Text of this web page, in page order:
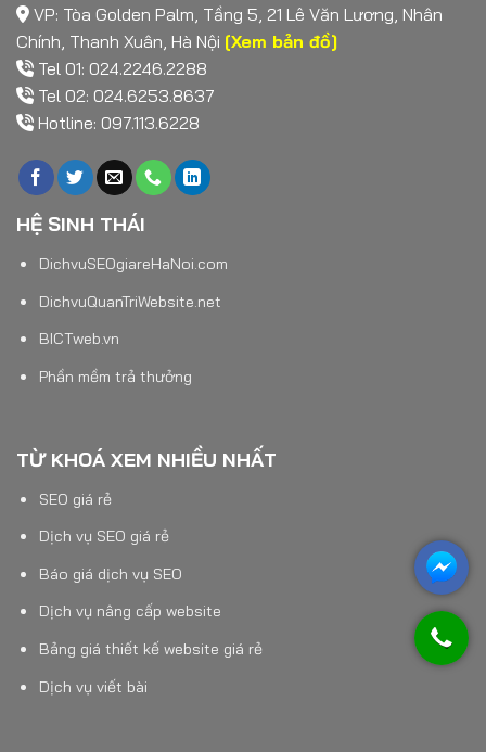
VP: Tòa Golden Palm, Tầng 5, 21 Lê Văn Lương, Nhân
Chính, Thanh Xuân, Hà Nội [Xem bản đồ]
Tel 01: 024.2246.2288
Tel 02: 024.6253.8637
Hotline: 097.113.6228
HỆ SINH THÁI
DichvuSEOgiareHaNoi.com
DichvuQuanTriWebsite.net
BICTweb.vn
Phần mềm trả thưởng
TỪ KHOÁ XEM NHIỀU NHẤT
SEO giá rẻ
Dịch vụ SEO giá rẻ
Báo giá dịch vụ SEO
Dịch vụ nâng cấp website
Bảng giá thiết kế website giá rẻ
Dịch vụ viết bài